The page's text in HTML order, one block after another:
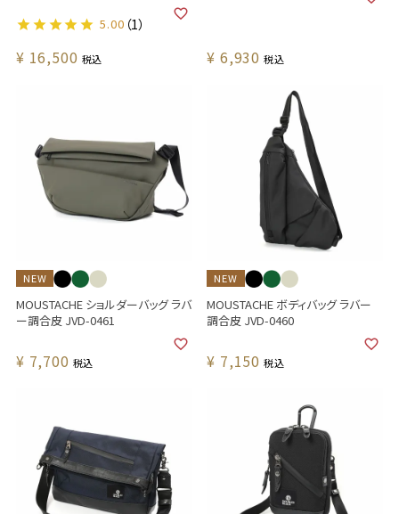
¥ 16,500 税込
5.00 （1）
¥ 6,930 税込
NEW
MOUSTACHE ショルダーバッグ ラバ
ー調合皮 JVD-0461
¥ 7,700 税込
NEW
MOUSTACHE ボディバッグ ラバー
調合皮 JVD-0460
¥ 7,150 税込